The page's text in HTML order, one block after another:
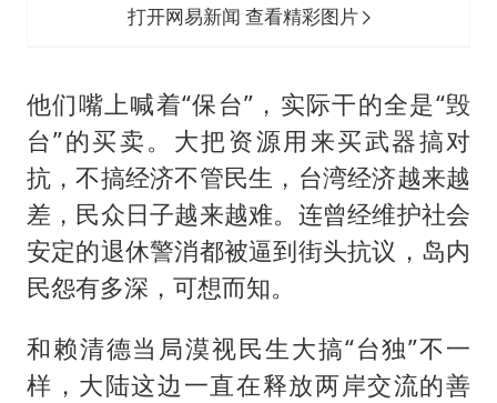
打开网易新闻 查看精彩图片
他们嘴上喊着“保台”，实际干的全是“毁
台”的买卖。大把资源用来买武器搞对
抗，不搞经济不管民生，台湾经济越来越
差，民众日子越来越难。连曾经维护社会
安定的退休警消都被逼到街头抗议，岛内
民怨有多深，可想而知。
和赖清德当局漠视民生大搞“台独”不一
样，大陆这边一直在释放两岸交流的善